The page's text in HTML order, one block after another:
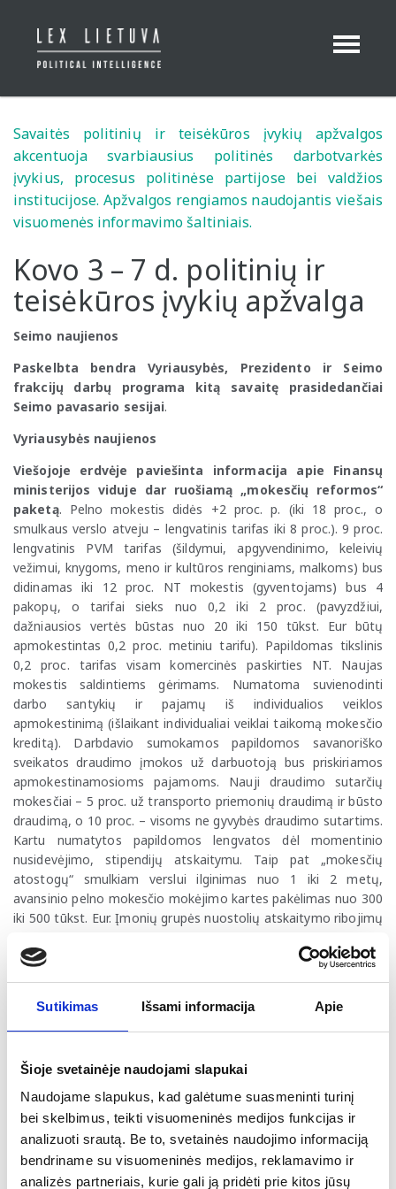
Sutikimas Išsami informacija Apie
Šioje svetainėje naudojami slapukai
Naudojame slapukus, kad galėtume suasmeninti turinį
bei skelbimus, teikti visuomeninės medijos funkcijas ir
analizuoti srautą. Be to, svetainės naudojimo informaciją
bendriname su visuomeninės medijos, reklamavimo ir
analizės partneriais, kurie gali ją pridėti prie kitos jūsų
Toggle
Savaitės politinių ir teisėkūros įvykių apžvalgos
akcentuoja svarbiausius politinės darbotvarkės
įvykius, procesus politinėse partijose bei valdžios
institucijose. Apžvalgos rengiamos naudojantis viešais
visuomenės informavimo šaltiniais.
Kovo 3 – 7 d. politinių ir
teisėkūros įvykių apžvalga
Seimo naujienos
Paskelbta bendra Vyriausybės, Prezidento ir Seimo
frakcijų darbų programa kitą savaitę prasidedančiai
Seimo pavasario sesijai.
Vyriausybės naujienos
Viešojoje erdvėje paviešinta informacija apie Finansų
ministerijos viduje dar ruošiamą „mokesčių reformos“
paketą. Pelno mokestis didės +2 proc. p. (iki 18 proc., o
smulkaus verslo atveju – lengvatinis tarifas iki 8 proc.). 9 proc.
lengvatinis PVM tarifas (šildymui, apgyvendinimo, keleivių
vežimui, knygoms, meno ir kultūros renginiams, malkoms) bus
didinamas iki 12 proc. NT mokestis (gyventojams) bus 4
pakopų, o tarifai sieks nuo 0,2 iki 2 proc. (pavyzdžiui,
dažniausios vertės būstas nuo 20 iki 150 tūkst. Eur būtų
apmokestintas 0,2 proc. metiniu tarifu). Papildomas tikslinis
0,2 proc. tarifas visam komercinės paskirties NT. Naujas
mokestis saldintiems gėrimams. Numatoma suvienodinti
darbo santykių ir pajamų iš individualios veiklos
apmokestinimą (išlaikant individualiai veiklai taikomą mokesčio
kreditą). Darbdavio sumokamos papildomos savanoriško
sveikatos draudimo įmokos už darbuotoją bus priskiriamos
apmokestinamosioms pajamoms. Nauji draudimo sutarčių
mokesčiai – 5 proc. už transporto priemonių draudimą ir būsto
draudimą, o 10 proc. – visoms ne gyvybės draudimo sutartims.
Kartu numatytos papildomos lengvatos dėl momentinio
nusidevėjimo, stipendijų atskaitymu. Taip pat „mokesčių
atostogų“ smulkiam verslui ilginimas nuo 1 iki 2 metų,
avansinio pelno mokesčio mokėjimo kartes pakėlimas nuo 300
iki 500 tūkst. Eur. Įmonių grupės nuostolių atskaitymo ribojimų
70 proc. riba). Modeliuojama, kad nuo 2028 m. mokestiniai
Teisingumo viceministru paskirtas Rytis Jokubauskas
„Vartotojų aljansas“ viceprezidentas.
Kitos naujienos
Paskelbtas Lietuvos žvalgybos tarnybų 2025 m. grėsmių
nacionaliniam saugumui vertinimas. Verslui ir ekonominiam
saugumui skirtoje dalyje akcentuojamas išliekantis Rusijos ir